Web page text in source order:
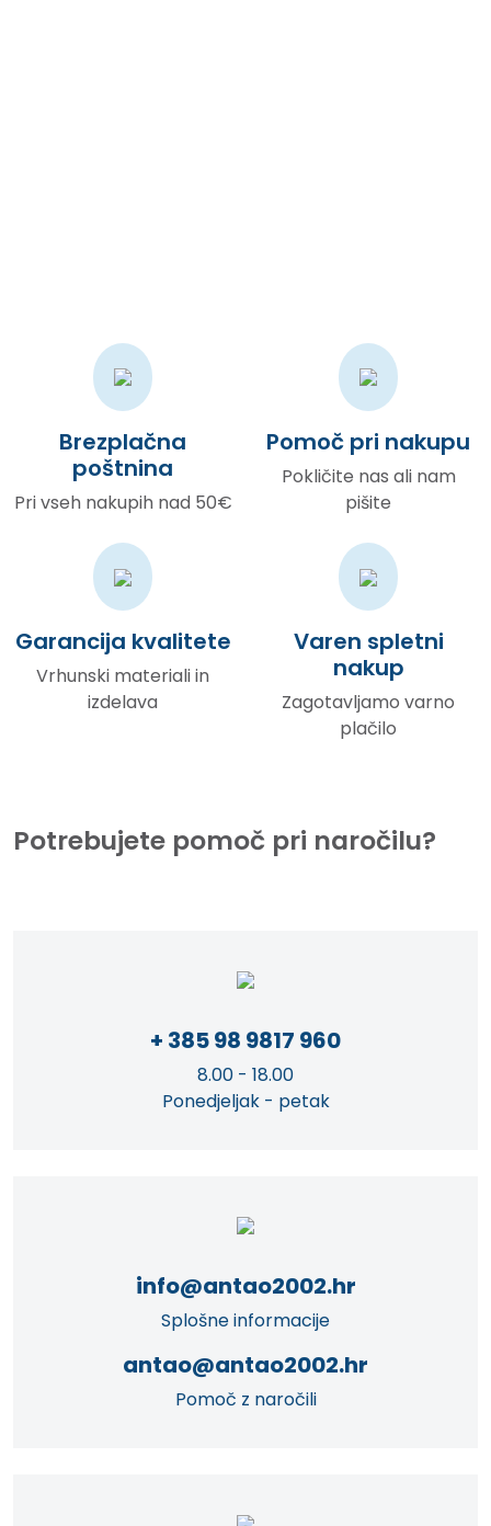
Brezplačna
poštnina
Pri vseh nakupih nad 50€
Pomoč pri nakupu
Pokličite nas ali nam
pišite
Garancija kvalitete
Vrhunski materiali in
izdelava
Varen spletni
nakup
Zagotavljamo varno
plačilo
Potrebujete pomoč pri naročilu?
+ 385 98 9817 960
8.00 - 18.00
Ponedjeljak - petak
info@antao2002.hr
Splošne informacije
antao@antao2002.hr
Pomoč z naročili